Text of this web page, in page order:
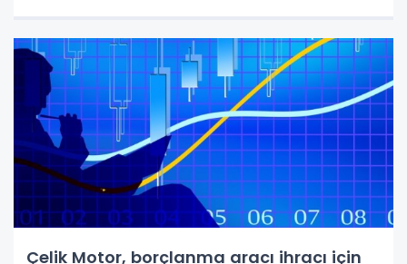
Çelik Motor, borçlanma aracı ihracı için